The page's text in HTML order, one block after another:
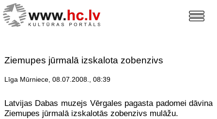
Ziemupes jūrmalā izskalota zobenzivs
Līga Mūrniece, 08.07.2008., 08:39
Latvijas Dabas muzejs Vērgales pagasta padomei dāvina
Ziemupes jūrmalā izskalotās zobenzivs mulāžu.